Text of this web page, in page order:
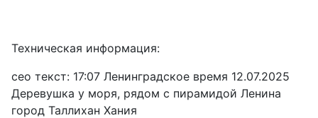
Техническая информация:
сео текст: 17:07 Ленинградское время 12.07.2025
Деревушка у моря, рядом с пирамидой Ленина
город Таллихан Хания